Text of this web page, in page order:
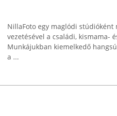
NillaFoto egy maglódi
vezetésével a családi, kismama-
Munkájukban kiemelkedő
a ...